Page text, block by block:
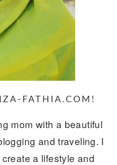
FATHIA.COM!
mom with a beautiful
and traveling. I
a lifestyle and